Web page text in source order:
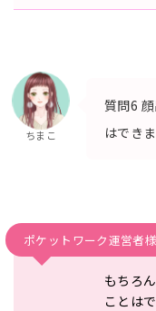
ちまこ
質問6
はでき
ポケットワーク運営者様
もちろ
ことは